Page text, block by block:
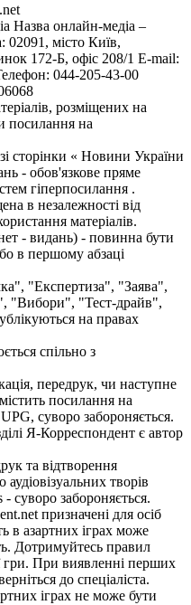
Назва онлайн-медіа –
02091, місто Київ,
172-Б, офіс 208/1 E-mail:
044-205-43-00
розміщених на
посилання на
сторінки « Новини України
- обов'язкове пряме
гіперпосилання .
в незалежності від
матеріалів.
- видань) - повинна бути
в першому абзаці
"Експертиза", "Заява",
"Вибори", "Тест-драйв",
на правах
спільно з
передрук, чи наступне
посилання на
суворо забороняється.
Я-Корреспондент є автор
та відтворення
творів
суворо забороняється.
призначені для осіб
в азартних іграх може
Дотримуйтесь правил
гри. При виявленні перших
до спеціаліста.
іграх не може бути